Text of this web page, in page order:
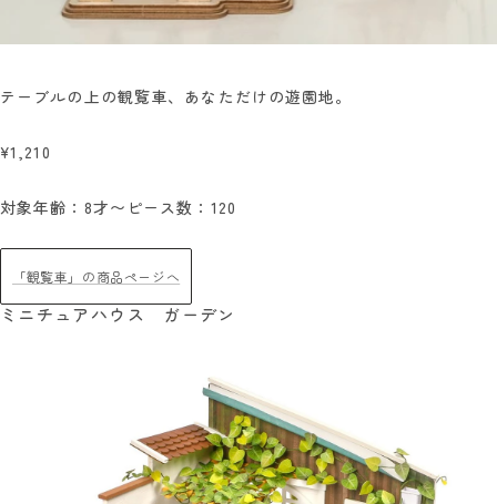
テーブルの上の観覧車、あなただけの遊園地。
¥1,210
対象年齢：8才〜 ピース数：120
「観覧車」の商品ページへ
ミニチュアハウス ガーデン